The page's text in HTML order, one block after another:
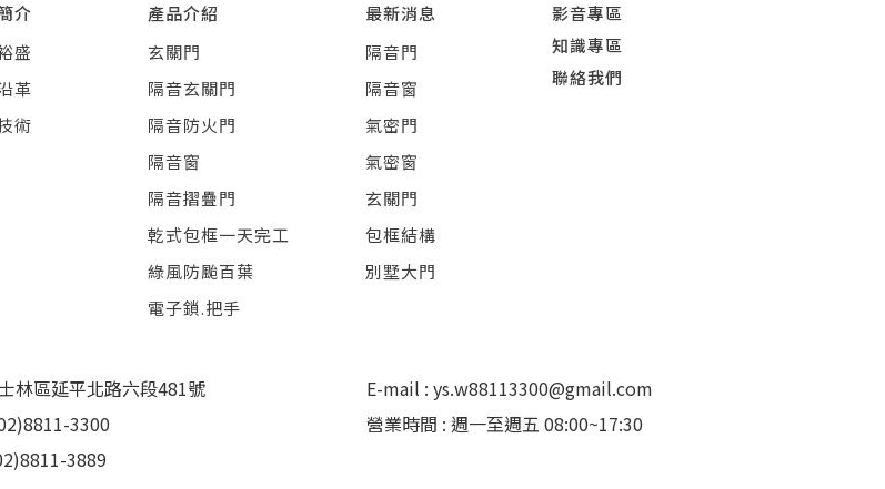
介
盛
革
術
產品介紹
玄關門
隔音玄關門
隔音防火門
隔音窗
隔音摺疊門
乾式包框一天完工
綠風防颱百葉
電子鎖.把手
最新消息
隔音門
隔音窗
氣密門
氣密窗
玄關門
包框結構
別墅大門
影音專區
知識專區
聯絡我們
林區延平北路六段481號
3300
3889
E-mail : ys.w88113300@gmail.com
營業時間 : 週一至週五 08:00~17:30